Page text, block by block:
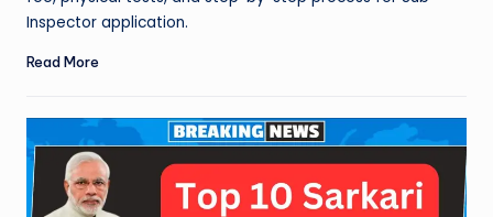
Inspector application.
Read More